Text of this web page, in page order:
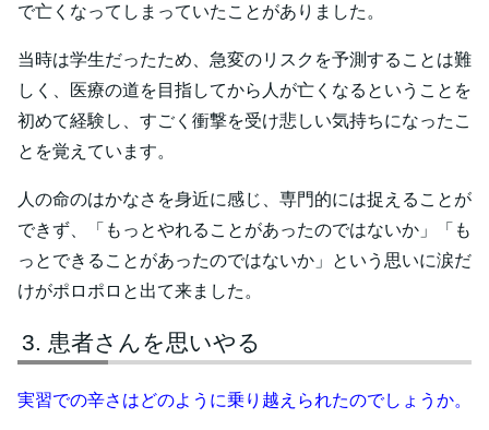
で亡くなってしまっていたことがありました。
当時は学生だったため、急変のリスクを予測することは難
しく、医療の道を目指してから人が亡くなるということを
初めて経験し、すごく衝撃を受け悲しい気持ちになったこ
とを覚えています。
人の命のはかなさを身近に感じ、専門的には捉えることが
できず、「もっとやれることがあったのではないか」「も
っとできることがあったのではないか」という思いに涙だ
けがポロポロと出て来ました。
患者さんを思いやる
実習での辛さはどのように乗り越えられたのでしょうか。